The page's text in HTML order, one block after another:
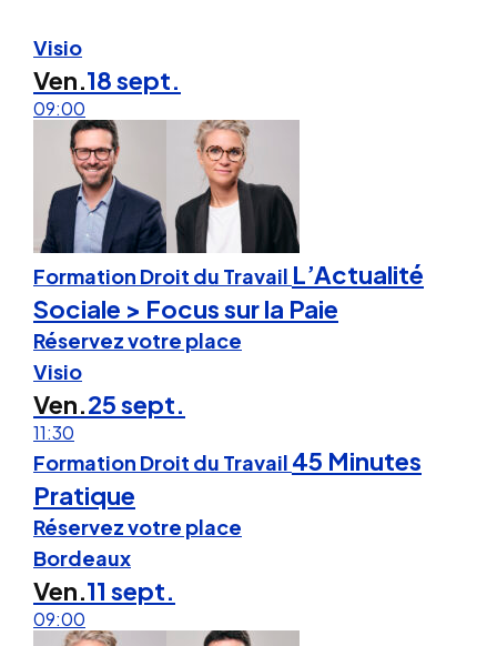
Visio
Ven.18 sept.
09:00
Formation Droit du Travail L’Actualité
Sociale > Focus sur la Paie
Réservez votre place
Visio
Ven.25 sept.
11:30
Formation Droit du Travail 45 Minutes
Pratique
Réservez votre place
Bordeaux
Ven.11 sept.
09:00